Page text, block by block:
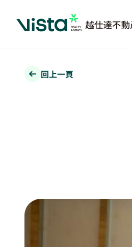
回上一頁